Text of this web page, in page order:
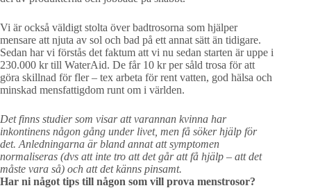
Vi är också väldigt stolta över badtrosorna som hjälper
mensare att njuta av sol och bad på ett annat sätt än tidigare.
Sedan har vi förstås det faktum att vi nu sedan starten är uppe i
230.000 kr till WaterAid. De får 10 kr per såld trosa för att
göra skillnad för fler – tex arbeta för rent vatten, god hälsa och
minskad mensfattigdom runt om i världen.
Det finns studier som visar att varannan kvinna har
inkontinens någon gång under livet, men få söker hjälp för
det. Anledningarna är bland annat att symptomen
normaliseras (dvs att inte tro att det går att få hjälp – att det
måste vara så) och att det känns pinsamt.
Har ni något tips till någon som vill prova menstrosor?